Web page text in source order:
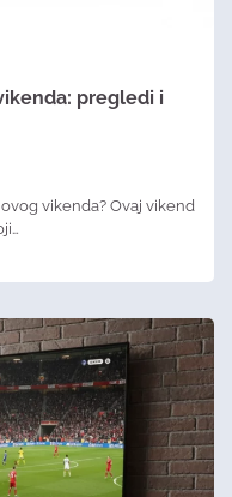
pregledi i
vikenda? Ovaj vikend